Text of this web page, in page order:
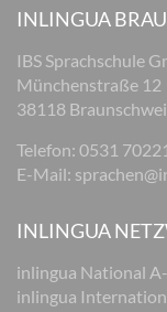
INLINGUA
IBS Sprachschule
Münchenstraße 12
38118
Telefon: 0531
E-Mail:
INLINGUA
inlingua National
inlingua